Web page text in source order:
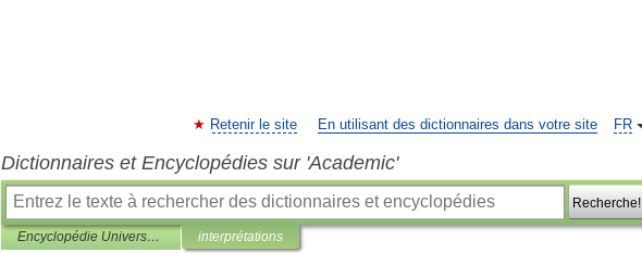
FR
Retenir le site En utilisant des dictionnaires dans votre site
Dictionnaires et Encyclopédies sur 'Academic'
Recherche!
Encyclopédie Universelle interprétations